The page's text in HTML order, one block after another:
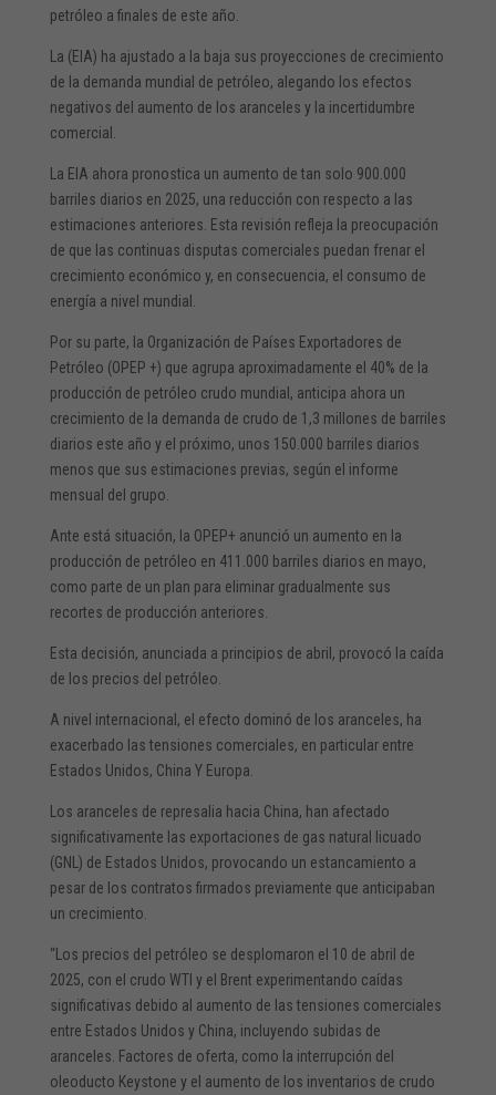
petróleo a finales de este año.
La (EIA) ha ajustado a la baja sus proyecciones de crecimiento
de la demanda mundial de petróleo, alegando los efectos
negativos del aumento de los aranceles y la incertidumbre
comercial.
La EIA ahora pronostica un aumento de tan solo 900.000
barriles diarios en 2025, una reducción con respecto a las
estimaciones anteriores. Esta revisión refleja la preocupación
de que las continuas disputas comerciales puedan frenar el
crecimiento económico y, en consecuencia, el consumo de
energía a nivel mundial.
Por su parte, la Organización de Países Exportadores de
Petróleo (OPEP +) que agrupa aproximadamente el 40% de la
producción de petróleo crudo mundial, anticipa ahora un
crecimiento de la demanda de crudo de 1,3 millones de barriles
diarios este año y el próximo, unos 150.000 barriles diarios
menos que sus estimaciones previas, según el informe
mensual del grupo.
Ante está situación, la OPEP+ anunció un aumento en la
producción de petróleo en 411.000 barriles diarios en mayo,
como parte de un plan para eliminar gradualmente sus
recortes de producción anteriores.
Esta decisión, anunciada a principios de abril, provocó la caída
de los precios del petróleo.
A nivel internacional, el efecto dominó de los aranceles, ha
exacerbado las tensiones comerciales, en particular entre
Estados Unidos, China Y Europa.
Los aranceles de represalia hacia China, han afectado
significativamente las exportaciones de gas natural licuado
(GNL) de Estados Unidos, provocando un estancamiento a
pesar de los contratos firmados previamente que anticipaban
un crecimiento.
“Los precios del petróleo se desplomaron el 10 de abril de
2025, con el crudo WTI y el Brent experimentando caídas
significativas debido al aumento de las tensiones comerciales
entre Estados Unidos y China, incluyendo subidas de
aranceles. Factores de oferta, como la interrupción del
oleoducto Keystone y el aumento de los inventarios de crudo